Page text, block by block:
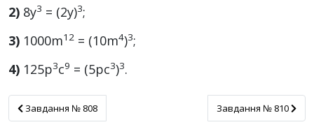
2) 8у3 = (2у)3;
3) 1000m12 = (10m4)3;
4) 125p3c9 = (5pс3)3.
Завдання № 808
Завдання № 808 Завдання № 810
Завдання № 810